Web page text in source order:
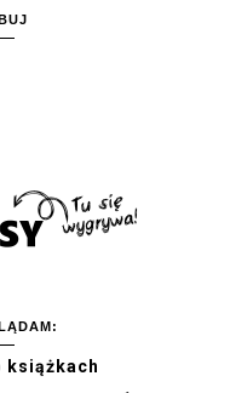
książkach